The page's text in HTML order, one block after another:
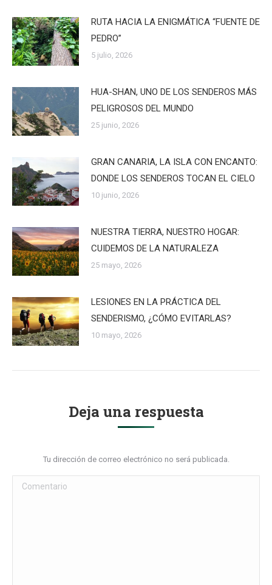
RUTA HACIA LA ENIGMÁTICA “FUENTE DE
PEDRO”
5 julio, 2026
HUA-SHAN, UNO DE LOS SENDEROS MÁS
PELIGROSOS DEL MUNDO
25 junio, 2026
GRAN CANARIA, LA ISLA CON ENCANTO:
DONDE LOS SENDEROS TOCAN EL CIELO
10 junio, 2026
NUESTRA TIERRA, NUESTRO HOGAR:
CUIDEMOS DE LA NATURALEZA
25 mayo, 2026
LESIONES EN LA PRÁCTICA DEL
SENDERISMO, ¿CÓMO EVITARLAS?
10 mayo, 2026
Deja una respuesta
Tu dirección de correo electrónico no será publicada.
Comentario